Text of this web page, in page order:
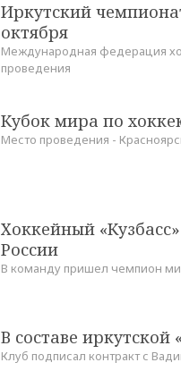
Иркутский
октября
Международная федерация
проведения
Кубок мира по
Место проведения -
Хоккейный
России
В команду пришел чемпион
В составе
Клуб подписал контракт с